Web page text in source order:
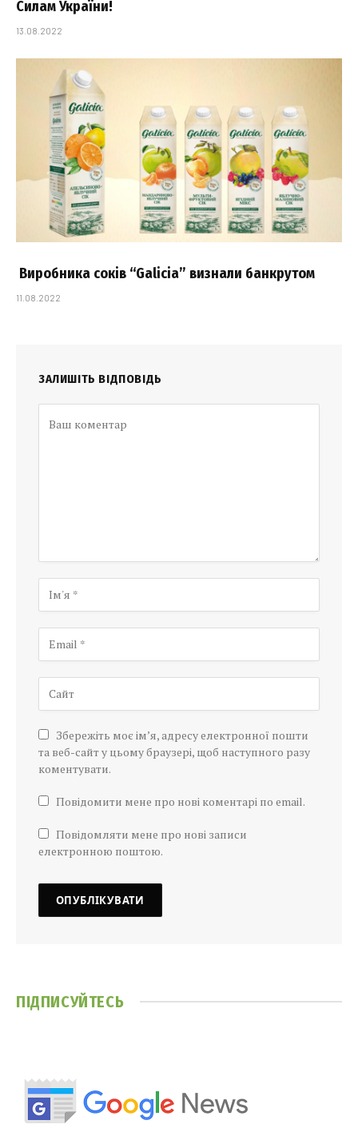
Силам України!
13.08.2022
Виробника соків “Galicia” визнали банкрутом
11.08.2022
ЗАЛИШІТЬ ВІДПОВІДЬ
Збережіть моє ім’я, адресу електронної пошти
та веб-сайт у цьому браузері, щоб наступного разу
коментувати.
Повідомити мене про нові коментарі по email.
Повідомляти мене про нові записи
електронною поштою.
ПІДПИСУЙТЕСЬ